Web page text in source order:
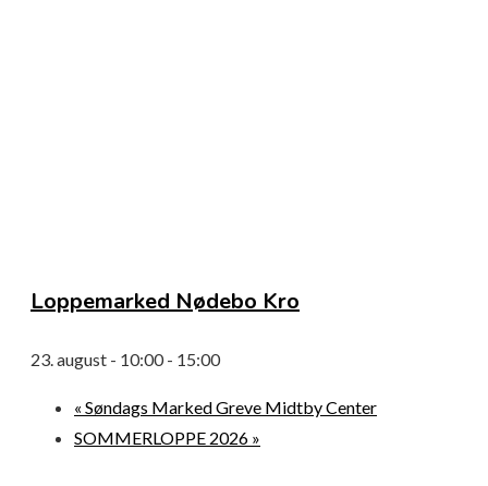
Loppemarked Nødebo Kro
23. august - 10:00- 15:00
« Søndags Marked Greve Midtby Center
SOMMERLOPPE 2026 »